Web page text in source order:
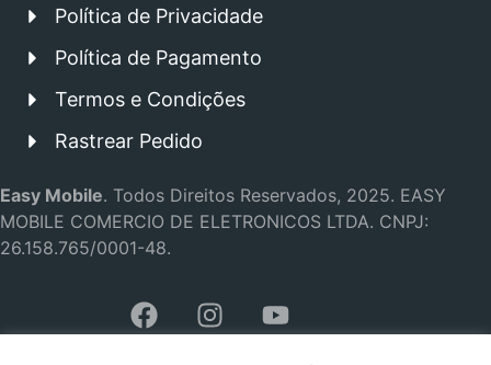
Política de Privacidade
Política de Pagamento
Termos e Condições
Rastrear Pedido
Easy Mobile. Todos Direitos Reservados, 2025. EASY
MOBILE COMERCIO DE ELETRONICOS LTDA. CNPJ:
26.158.765/0001-48.